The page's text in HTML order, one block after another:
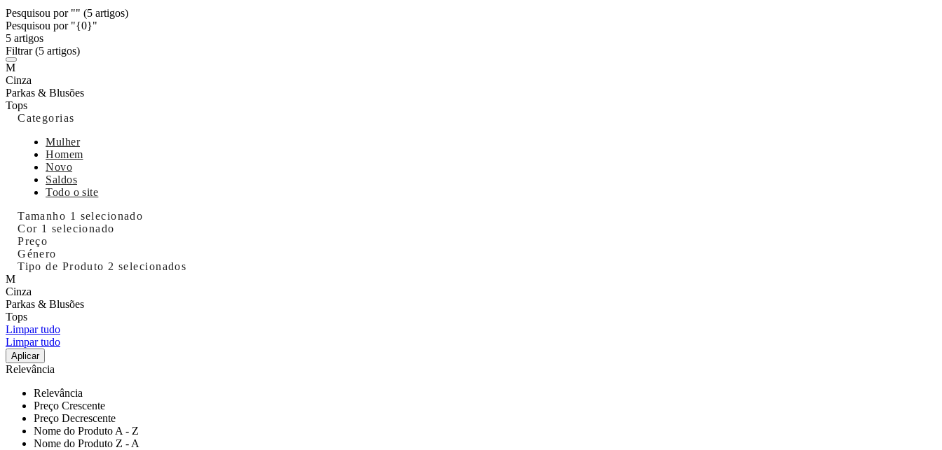
Pesquisou por "" (5 artigos)
Pesquisou por "{0}"
5 artigos
Filtrar(5 artigos)
M
Cinza
Parkas & Blusões
Tops
Categorias
Mulher
Homem
Novo
Saldos
Todo o site
Tamanho 1 selecionado
Cor 1 selecionado
Preço
Género
Tipo de Produto 2 selecionados
M
Cinza
Parkas & Blusões
Tops
Limpar tudo
Limpar tudo
Aplicar
Relevância
Relevância
Preço Crescente
Preço Decrescente
Nome do Produto A - Z
Nome do Produto Z - A